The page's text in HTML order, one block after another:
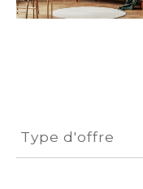
d'offre
Type d'offre